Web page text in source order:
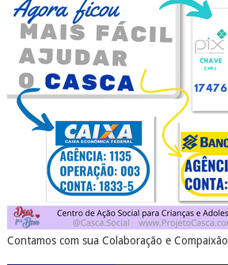
Contamos com sua Colaboração e Compaixão